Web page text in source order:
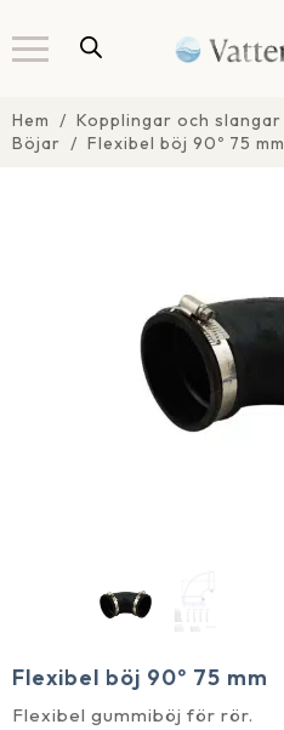
Hem Kopplingar och slangar
Böjar
Flexibel böj 90º 75 mm
Flexibel böj 90º 75 mm
Flexibel gummiböj för rör.